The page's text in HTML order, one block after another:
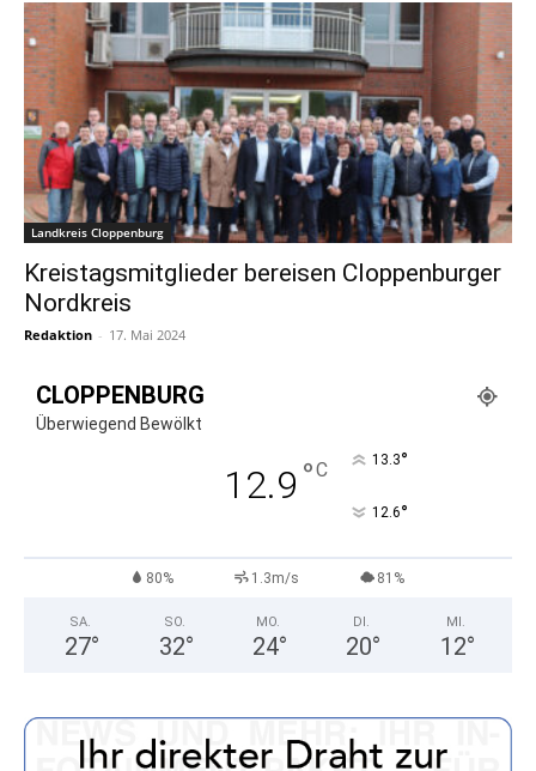
Landkreis Cloppenburg
Kreistagsmitglieder bereisen Cloppenburger
Nordkreis
Redaktion - 17. Mai 2024
CLOPPENBURG
Überwiegend Bewölkt
12.9 °C 13.3°
12.6°
80% 1.3m/s 81%
SA.
27°
SO.
32°
MO.
24°
DI.
20°
MI.
12°